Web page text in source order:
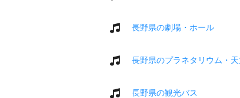
長野県の劇場・ホール
長野県のプラネタリウム・
長野県の観光バス